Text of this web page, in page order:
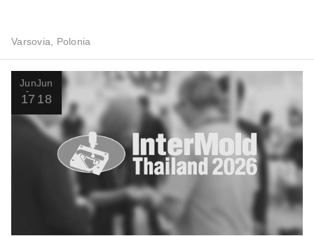
Varsovia, Polonia
Jun
17
Jun
18